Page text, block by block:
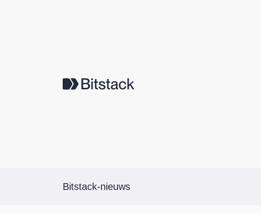
Bitstack-nieuws